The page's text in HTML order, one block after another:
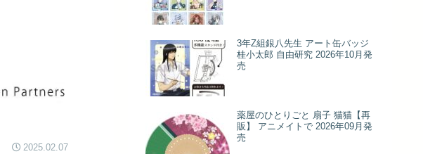
2025.02.07
3年Z組銀八先生 アート缶バッジ
桂小太郎 自由研究 2026年10月発
売
薬屋のひとりごと 扇子 猫猫【再
販】 アニメイトで 2026年09月発
売